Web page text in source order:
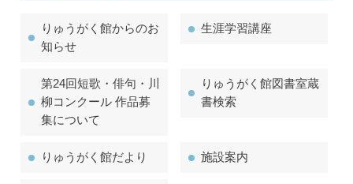
りゅうがく館からのお
知らせ
生涯学習講座
第24回短歌・俳句・川
柳コンクール 作品募
集について
りゅうがく館図書室蔵
書検索
りゅうがく館だより 施設案内